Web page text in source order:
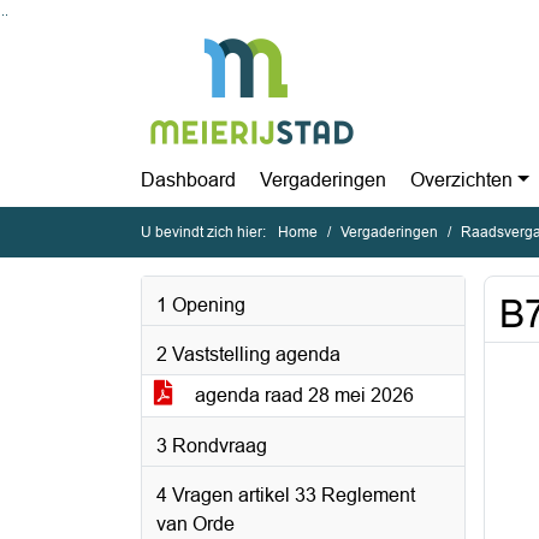
Dashboard Vergaderingen Overzichten
U bevindt zich hier: Home Vergaderingen
1 Opening
2 Vaststelling agenda
agenda raad 28 mei 2026
3 Rondvraag
4 Vragen artikel 33 Reglement
van Orde